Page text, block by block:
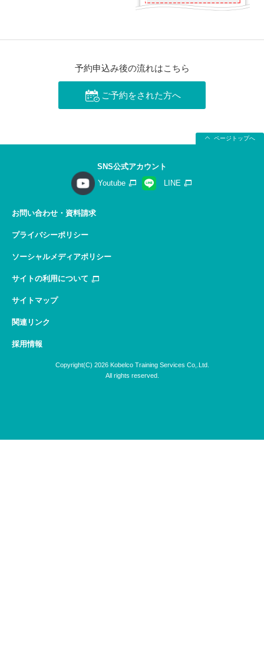
予約申込み後の流れはこちら
ご予約をされた方へ
ページトップへ
SNS公式アカウント
Youtube
LINE
お問い合わせ・資料請求
プライバシーポリシー
ソーシャルメディアポリシー
サイトの利用について
サイトマップ
関連リンク
採用情報
Copyright(C) 2026 Kobelco Training Services Co,.Ltd.
All rights reserved.